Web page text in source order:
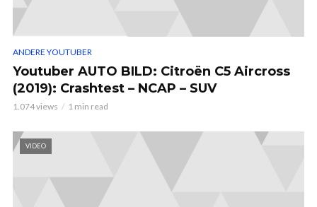
ANDERE YOUTUBER
Youtuber AUTO BILD: Citroën C5 Aircross
(2019): Crashtest – NCAP – SUV
1.074 views 1 min read
VIDEO